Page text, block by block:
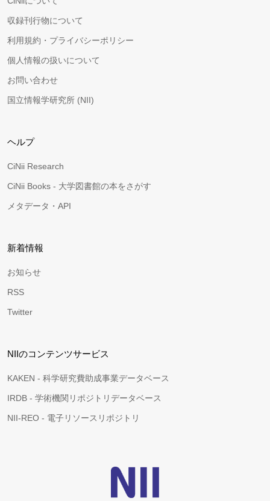
収録刊行物について
利用規約・プライバシーポリシー
個人情報の扱いについて
お問い合わせ
国立情報学研究所 (NII)
ヘルプ
CiNii Research
CiNii Books - 大学図書館の本をさがす
メタデータ・API
新着情報
お知らせ
RSS
Twitter
NIIのコンテンツサービス
KAKEN - 科学研究費助成事業データベース
IRDB - 学術機関リポジトリデータベース
NII-REO - 電子リソースリポジトリ